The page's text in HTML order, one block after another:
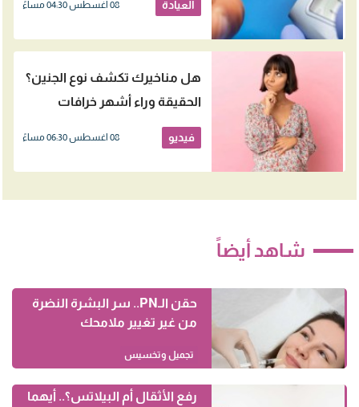
العيادة 08 اغسطس 04:30 مساءً
هل مناخيرك تكشف نوع الجنين؟
الحقيقة وراء أشهر خرافات
الحمل
فيديو 08 اغسطس 06:30 مساءً
شاهد أيضاً
حقن الـPN.. سر البشرة النضرة
من غير تغيير ملامحك
تجميل وتخسيس
رفع الأثقال أم البيلاتس؟.. أيهما